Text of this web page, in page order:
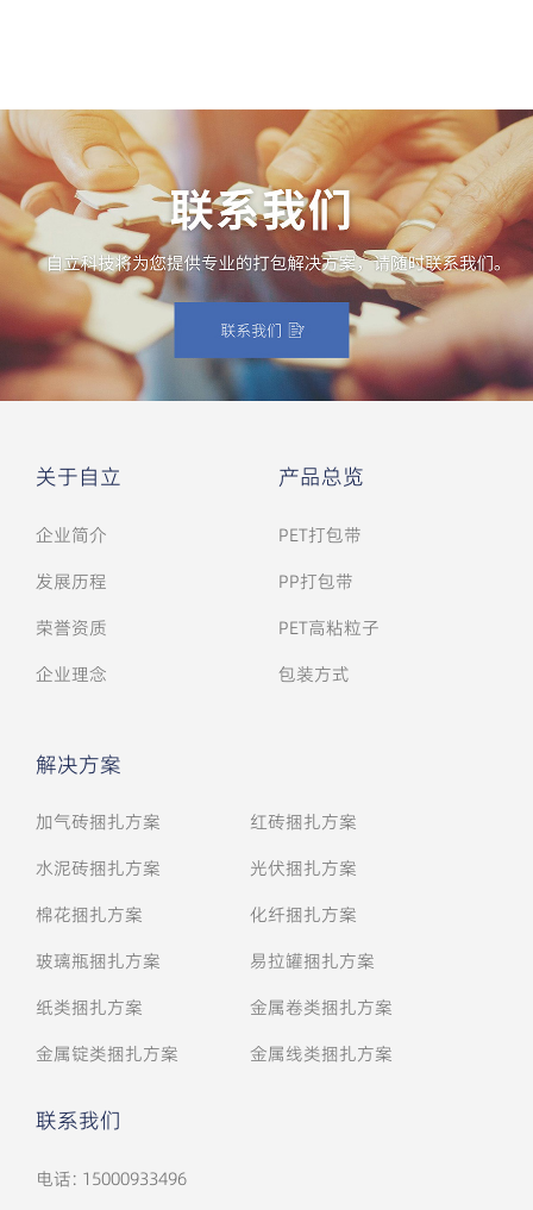
关于自立
企业简介
发展历程
荣誉资质
企业理念
产品总览
PET打包带
PP打包带
PET高粘粒子
包装方式
解决方案
加气砖捆扎方案
红砖捆扎方案
水泥砖捆扎方案
光伏捆扎方案
棉花捆扎方案
化纤捆扎方案
玻璃瓶捆扎方案
易拉罐捆扎方案
纸类捆扎方案
金属卷类捆扎方案
金属锭类捆扎方案
金属线类捆扎方案
联系我们
电话: 15000933496